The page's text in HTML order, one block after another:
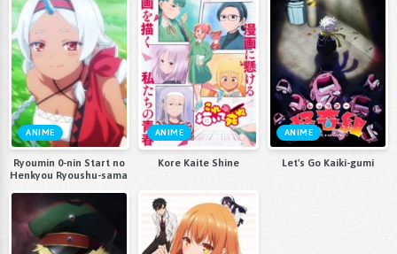
ANIME
Ryoumin 0-nin Start no
Henkyou Ryoushu-sama
ANIME
Kore Kaite Shine
ANIME
Let's Go Kaiki-gumi